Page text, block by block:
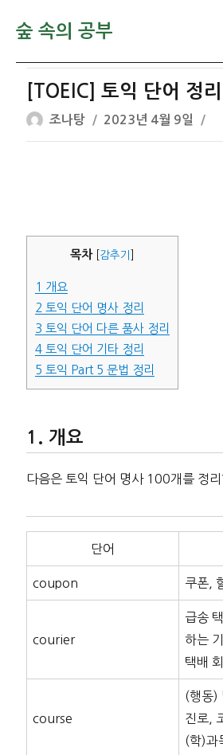
숲 속의 공부
[TOEIC] 토익 단어 정
글
쓴
조나탕
작
성
2023년 4월 9일
목차 감추기
1 개요
2 토익 단어 명사 정리
3 토익 단어 다른 품사 정리
4토익 단어 기타 정리
5 토익 Part 5 문법 정리
개요
다음은 토익 단어 명사 100개를 정리
단어
coupon 쿠폰,
courier
급송
하는
택배
course
(행동)
진로,
(학)과